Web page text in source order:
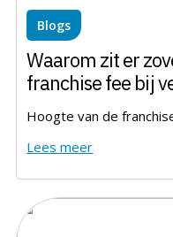
Blogs
Waarom zit er
franchise fee bij
Hoogte van de
Lees meer